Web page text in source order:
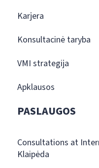
Karjera
Konsultacinė taryba
VMI strategija
Apklausos
PASLAUGOS
Consultations at
Klaipėda